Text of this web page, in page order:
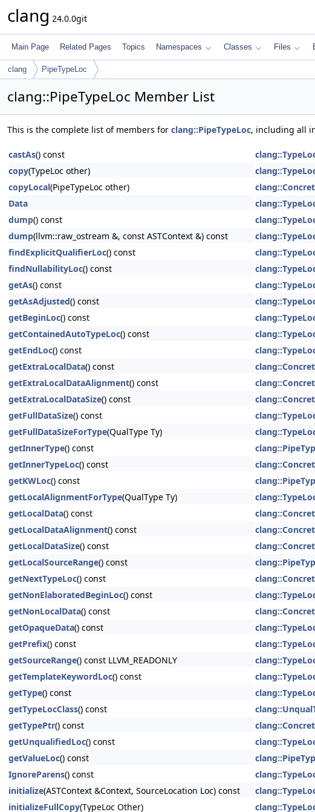
clang 24.0.0git
Main Page Related Pages Topics Namespaces Classes Files
clang PipeTypeLoc
clang::PipeTypeLoc Member List
This is the complete list of members for clang::PipeTypeLoc, including all
castAs() const
copy(TypeLoc other)
copyLocal(PipeTypeLoc other)
Data
dump() const
dump(llvm::raw_ostream &, const ASTContext &) const
findExplicitQualifierLoc() const
findNullabilityLoc() const
getAs() const
getAsAdjusted() const
getBeginLoc() const
getContainedAutoTypeLoc() const
getEndLoc() const
getExtraLocalData() const
getExtraLocalDataAlignment() const
getExtraLocalDataSize() const
getFullDataSize() const
getFullDataSizeForType(QualType Ty)
getInnerType() const
getInnerTypeLoc() const
getKWLoc() const
getLocalAlignmentForType(QualType Ty)
getLocalData() const
getLocalDataAlignment() const
getLocalDataSize() const
getLocalSourceRange() const
getNextTypeLoc() const
getNonElaboratedBeginLoc() const
getNonLocalData() const
getOpaqueData() const
getPrefix() const
getSourceRange() const LLVM_READONLY
getTemplateKeywordLoc() const
getType() const
getTypeLocClass() const
getTypePtr() const
getUnqualifiedLoc() const
getValueLoc() const
IgnoreParens() const
initialize(ASTContext &Context, SourceLocation Loc) const
initializeFullCopy(TypeLoc Other)